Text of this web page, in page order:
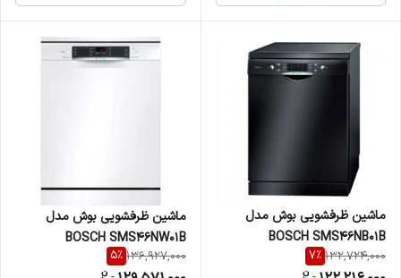
ماشین ظرفشویی بوش مدل
BOSCH SMS46NB01B
132,724,000
7%
ماشین ظرفشویی بوش مدل
BOSCH SMS46NW01B
136,927,000
5%